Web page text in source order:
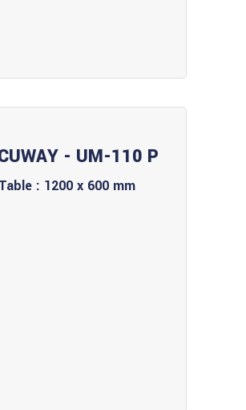
- UM-110 P
Table : 1200 x 600 mm